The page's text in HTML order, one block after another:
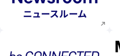
新規ウィンドウで開く